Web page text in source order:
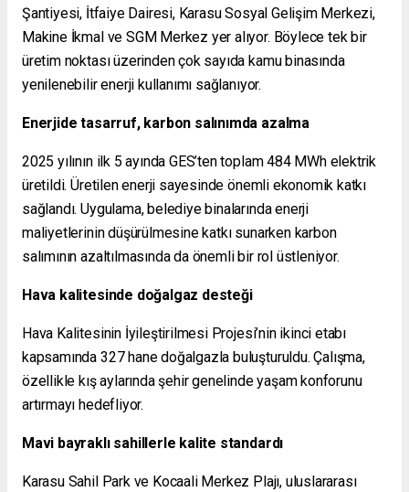
Şantiyesi, İtfaiye Dairesi, Karasu Sosyal Gelişim Merkezi,
Makine İkmal ve SGM Merkez yer alıyor. Böylece tek bir
üretim noktası üzerinden çok sayıda kamu binasında
yenilenebilir enerji kullanımı sağlanıyor.
Enerjide tasarruf, karbon salınımda azalma
2025 yılının ilk 5 ayında GES’ten toplam 484 MWh elektrik
üretildi. Üretilen enerji sayesinde önemli ekonomik katkı
sağlandı. Uygulama, belediye binalarında enerji
maliyetlerinin düşürülmesine katkı sunarken karbon
salımının azaltılmasında da önemli bir rol üstleniyor.
Hava kalitesinde doğalgaz desteği
Hava Kalitesinin İyileştirilmesi Projesi’nin ikinci etabı
kapsamında 327 hane doğalgazla buluşturuldu. Çalışma,
özellikle kış aylarında şehir genelinde yaşam konforunu
artırmayı hedefliyor.
Mavi bayraklı sahillerle kalite standardı
Karasu Sahil Park ve Kocaali Merkez Plajı, uluslararası